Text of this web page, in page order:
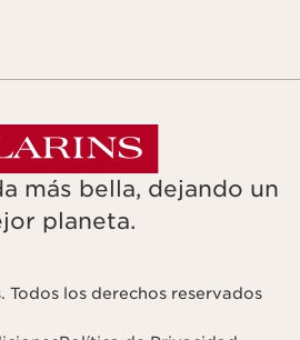
más bella, dejando un
planeta.
Todos los derechos reservados